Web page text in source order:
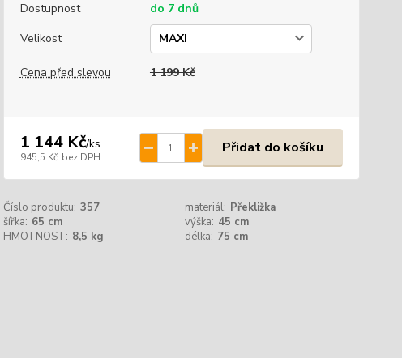
Dostupnost
do 7 dnů
Velikost
Cena před slevou 1 199 Kč
1 144 Kč/ks
945,5 Kč bez DPH
Přidat do košíku
Číslo produktu: 357 materiál: Překližka
šířka: 65 cm výška: 45 cm
HMOTNOST: 8,5 kg délka: 75 cm